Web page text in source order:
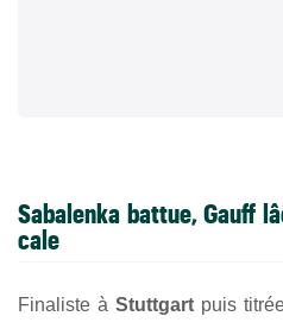
Sabalenka battue, Gauff
cale
Finaliste à Stuttgart puis